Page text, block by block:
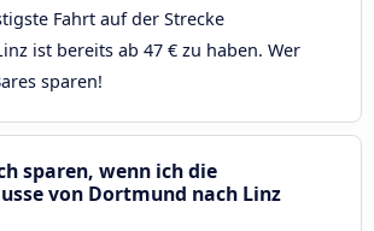
Fahrt auf der Strecke
ist bereits ab 47 € zu haben. Wer
sparen!
sparen, wenn ich die
von Dortmund nach Linz